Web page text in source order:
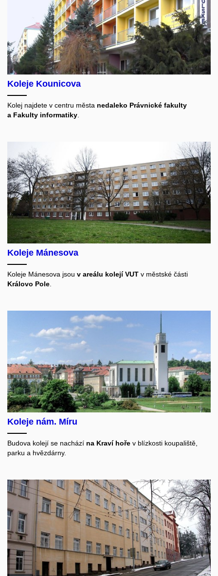
Koleje Kounicova
Kolej najdete v centru města nedaleko Právnické fakulty
a Fakulty informatiky
Koleje Mánesova
Koleje Mánesova jsou v areálu kolejí VUT v městské části
Královo Pole
Koleje nám. Míru
Budova kolejí se nachází na Kraví hoře v blízkosti koupaliště,
parku a hvězdárny.